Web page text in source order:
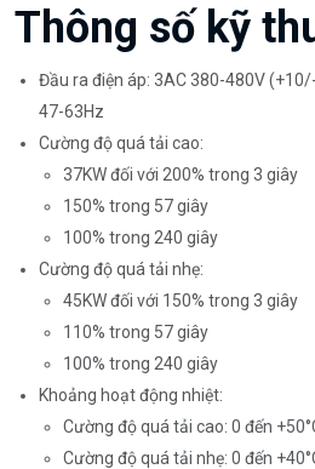
Thông số kỹ
Đầu ra điện áp: 3AC 380-480V
47-63Hz
Cường độ quá tải cao:
37KW đối với 200% trong 3 giây
150% trong 57 giây
100% trong 240 giây
Cường độ quá tải nhẹ:
45KW đối với 150% trong 3 giây
110% trong 57 giây
100% trong 240 giây
Khoảng hoạt động nhiệt:
Cường độ quá tải cao: 0 đến
Cường độ quá tải nhẹ: 0 đến